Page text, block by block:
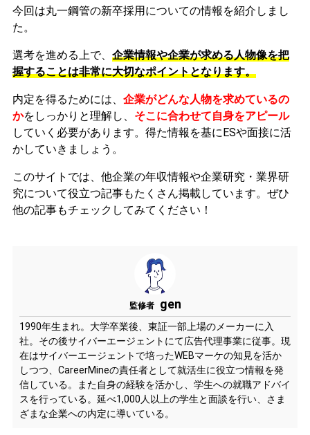
今回は丸一鋼管の新卒採用についての情報を紹介しまし
た。
選考を進める上で、 企業情報や企業が求める人物像を把
握することは非常に大切なポイントとなります。
内定を得るためには、 企業がどんな人物を求めているの
かをしっかりと理解し、 そこに合わせて自身をアピール
していく必要があります。 得た情報を基にESや面接に活
かしていきましょう。
このサイトでは、他企業の年収情報や企業研究・業界研
究について役立つ記事もたくさん掲載しています。ぜひ
他の記事もチェックしてみてください！
監修者 gen
1990年生まれ。大学卒業後、東証一部上場のメーカーに入
社。その後サイバーエージェントにて広告代理事業に従事。現
在はサイバーエージェントで培ったWEBマーケの知見を活か
しつつ、CareerMineの責任者として就活生に役立つ情報を発
信している。また自身の経験を活かし、学生への就職アドバイ
スを行っている。延べ1,000人以上の学生と面談を行い、さま
ざまな企業への内定に導いている。